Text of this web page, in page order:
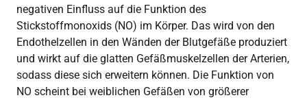
negativen Einfluss auf die Funktion des
Stickstoffmonoxids (NO) im Körper. Das wird von den
Endothelzellen in den Wänden der Blutgefäße produziert
und wirkt auf die glatten Gefäßmuskelzellen der Arterien,
sodass diese sich erweitern können. Die Funktion von
NO scheint bei weiblichen Gefäßen von größerer